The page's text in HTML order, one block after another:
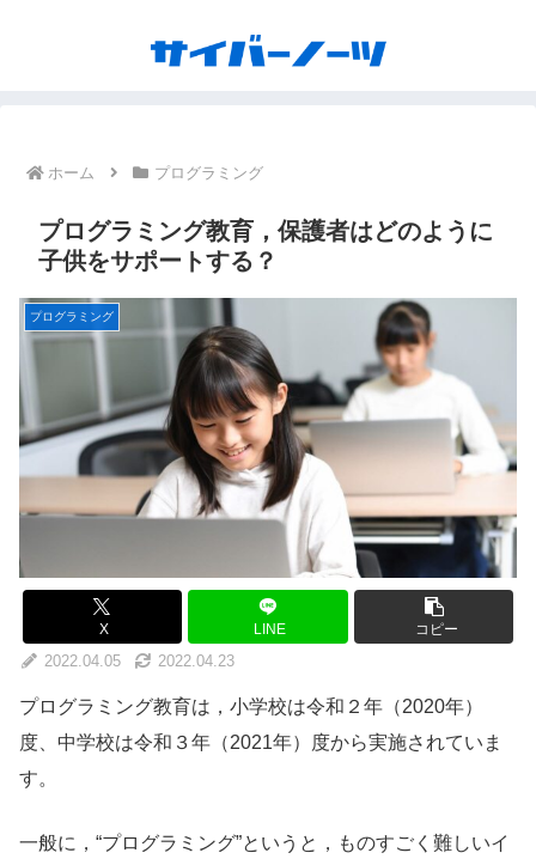
ホーム プログラミング
プログラミング教育，保護者はどのように
子供をサポートする？
プログラミング
X LINE コピー
2022.04.05 2022.04.23
プログラミング教育は，小学校は令和２年（2020年）
度、中学校は令和３年（2021年）度から実施されていま
す。
一般に，“プログラミング”というと，ものすごく難しいイ